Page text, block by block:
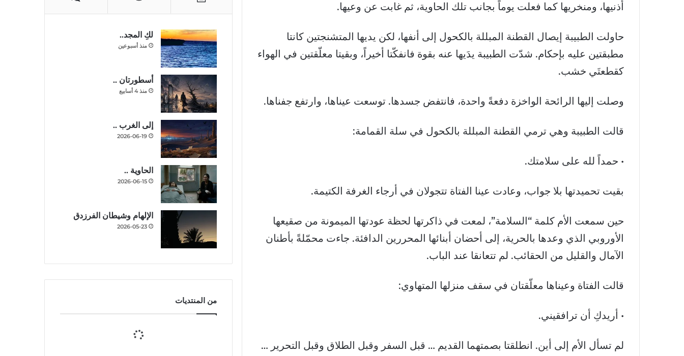
أذنيها، ومنخريها كما فعلت يوماً بجانب تلك الحاوية، ثم غابت عن وعيها.
حاولت الطبيبة إيصال القطنة المبللة بالكحول إلى أنفها، لكن يديها المتشنجتين كانتا
مطبقتين عليه بإحكام. شدّت الطبيبة يدَيها عنه بقوة فانفكّتا أخيراً، وبقيتا معلّقتين في الهواء
كقطعتَي خشب.
وصلت إليها الرائحة الواخزة دفعةً واحدة، فانتفض جسدها. توسعت عيناها، وارتفع جفناها.
قالت الطبيبة وهي ترمي القطنة المبللة بالكحول في سلة القمامة:
• حمداً لله على سلامتك.
بقيت تحميدتها بلا جواب، وعادت عينا الفتاة تتجولان في أرجاء الغرفة الكتيمة.
حين سمعت الأم كلمة “السلامة”، لمعت في ذاكرتها لحظة عودتها الميمونة من صقيعها
الأوروبي الذي وعدها بالحرية، إلى أحضان أبنائها المحررين الدافئة. جاءت محمّلةً بأطنان
الآمال والقليل من الحقائب. لم تتعانقا عند الباب.
قالت الفتاة وعيناها معلّقتان في سقف منزلها المتهاوي:
• أريدكِ أن ترافقيني.
لم تسأل الأم إلى أين. انطلقتا بصمتهما القديم … قبل السفر وقبل الطلاق وقبل التحرير …
لكِ المجد..
منذ أسبوعين
أسطورتان ..
منذ 4 أسابيع
إلى الغرب ..
2026-06-19
الحاوية ..
2026-06-15
الإلهام وشيطان الفرزدق
2026-05-23
من المنتديات